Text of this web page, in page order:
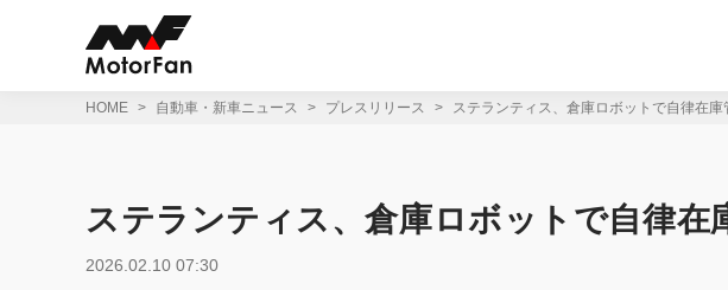
HOME 自動車・新車ニュース プレスリリース ステランティス、倉庫ロボットで自律在庫
ステランティス、倉庫ロボットで自律在
2026.02.10 07:30